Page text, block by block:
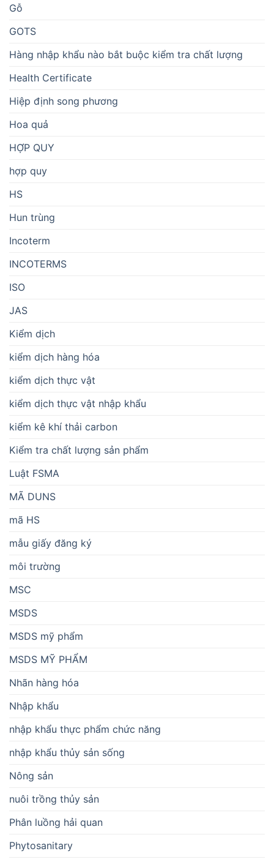
Gỗ
GOTS
Hàng nhập khẩu nào bắt buộc kiểm tra chất lượng
Health Certificate
Hiệp định song phương
Hoa quả
HỢP QUY
hợp quy
HS
Hun trùng
Incoterm
INCOTERMS
ISO
JAS
Kiểm dịch
kiểm dịch hàng hóa
kiểm dịch thực vật
kiểm dịch thực vật nhập khẩu
kiểm kê khí thải carbon
Kiểm tra chất lượng sản phẩm
Luật FSMA
MÃ DUNS
mã HS
mẫu giấy đăng ký
môi trường
MSC
MSDS
MSDS mỹ phẩm
MSDS MỸ PHẨM
Nhãn hàng hóa
Nhập khẩu
nhập khẩu thực phẩm chức năng
nhập khẩu thủy sản sống
Nông sản
nuôi trồng thủy sản
Phân luồng hải quan
Phytosanitary